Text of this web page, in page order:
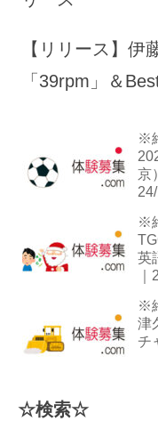
【リリース】伊
「39rpm」＆
※
京
※
英
※
津
チ
☆検索☆